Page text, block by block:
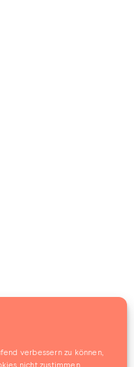
verbessern zu können,